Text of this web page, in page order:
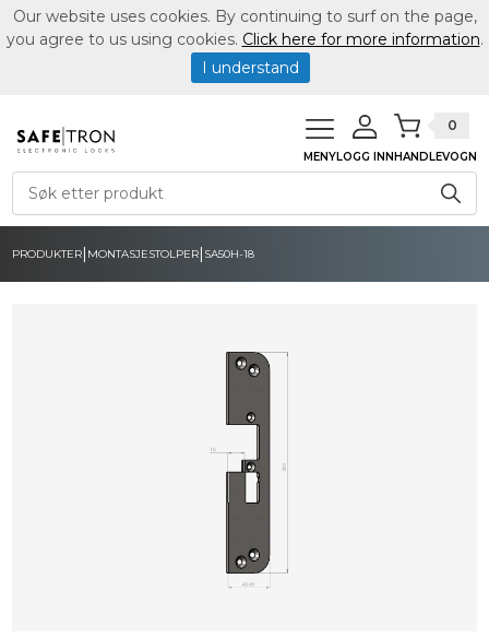
MENYLOGG INN
0
HANDLEVOGN
PRODUKTER| MONTASJESTOLPER| SA50H-18
Our website uses cookies. By continuing to surf on the page,
you agree to us using cookies. Click here for more information.
I understand